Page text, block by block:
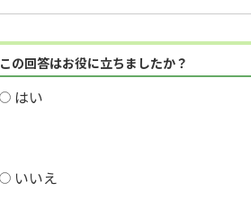
この回答はお役に立ちましたか？
はい
いいえ